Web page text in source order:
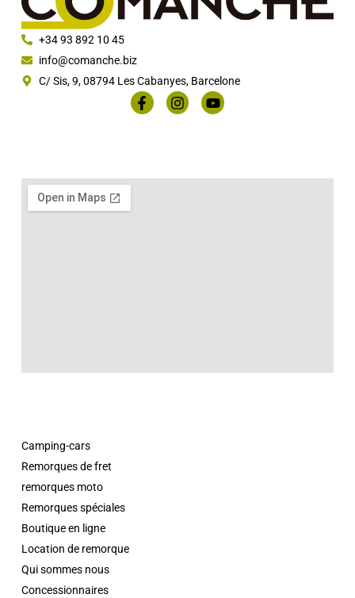
+34 93 892 10 45
info@comanche.biz
C/ Sis, 9, 08794 Les Cabanyes, Barcelone
Qui sommes nous
Concessionnaires
Camping-cars
Remorques de fret
remorques moto
Remorques spéciales
Boutique en ligne
Location de remorque